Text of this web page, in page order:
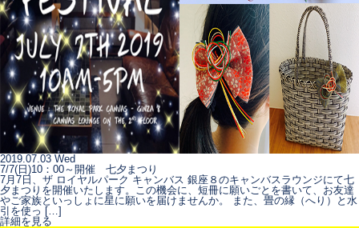
2019.07.03 Wed
7/7(日)10：00～開催 七夕まつり
7月7日、ザ ロイヤルパーク キャンバス 銀座８のキャンバスラウンジにて七
夕まつりを開催いたします。この機会に、短冊に願いごとを書いて、お友達
やご家族といっしょに星に願いを届けませんか。 また、畳の縁（へり）と水
引を使っ […]
詳細を見る